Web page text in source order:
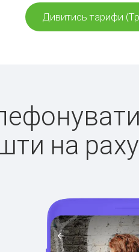
Дивитись тарифи
на